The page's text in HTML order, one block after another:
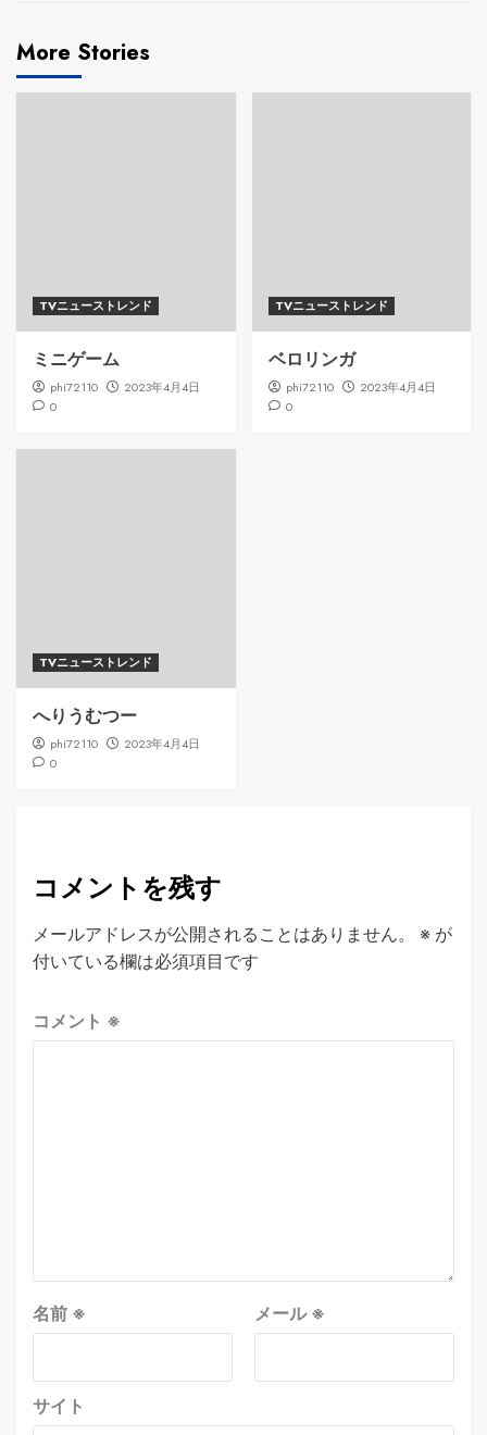
More Stories
TVニューストレンド
ミニゲーム
phi72110
2023年4月4日
0
TVニューストレンド
ベロリンガ
phi72110
2023年4月4日
0
TVニューストレンド
へりうむつー
phi72110
2023年4月4日
0
コメントを残す
メールアドレスが公開されることはありません。 ※ が
付いている欄は必須項目です
コメント ※
名前 ※ メール※
サイト